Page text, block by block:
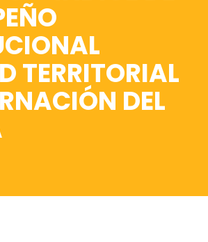
TERRITORIAL
DEL